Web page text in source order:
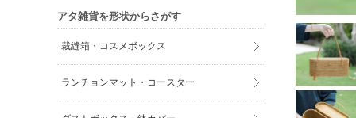
アタ雑貨を形状からさがす
裁縫箱・コスメボックス
ランチョンマット・コースター